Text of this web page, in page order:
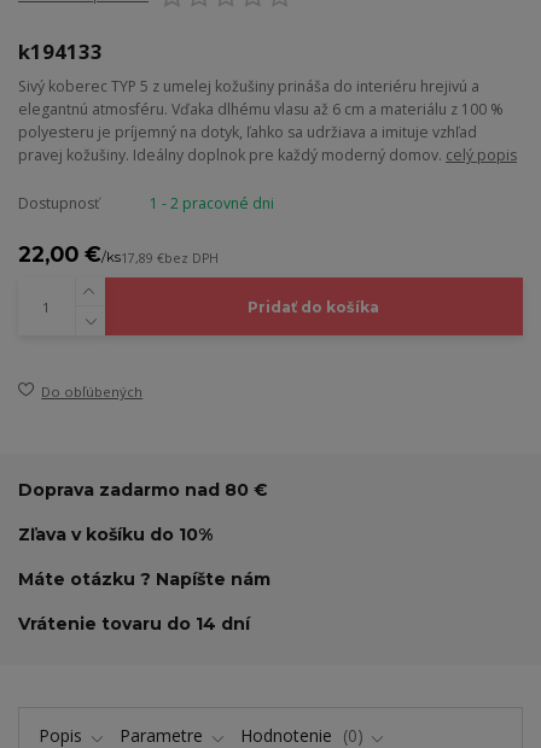
k194133
Sivý koberec TYP 5 z umelej kožušiny prináša do interiéru hrejivú a
elegantnú atmosféru. Vďaka dlhému vlasu až 6 cm a materiálu z 100 %
polyesteru je príjemný na dotyk, ľahko sa udržiava a imituje vzhľad
pravej kožušiny. Ideálny doplnok pre každý moderný domov. celý popis
Dostupnosť 1 - 2 pracovné dni
22,00 €/ks17,89 €bez DPH
Pridať do košíka
Do obľúbených
Doprava zadarmo nad 80 €
Zľava v košíku do 10%
Máte otázku ? Napíšte nám
Vrátenie tovaru do 14 dní
Popis Parametre Hodnotenie 0